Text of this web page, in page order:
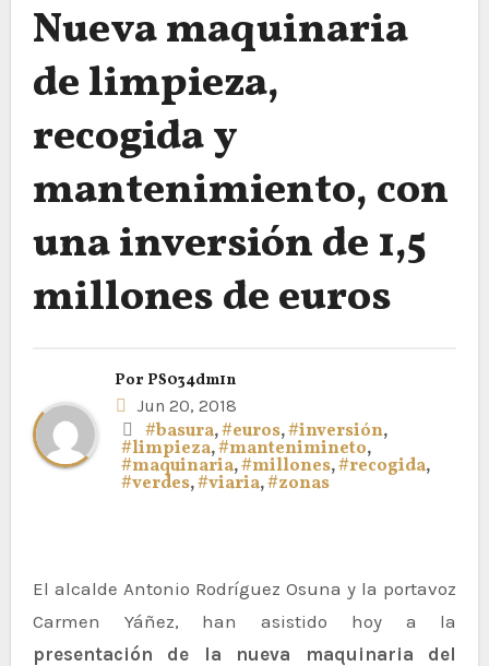
Nueva maquinaria
de limpieza,
recogida y
mantenimiento, con
una inversión de 1,5
millones de euros
Por PS034dm1n
Jun 20, 2018
#basura,#euros,#inversión,
#limpieza,#mantenimineto,
#maquinaria,#millones,#recogida,
#verdes,#viaria,#zonas
El alcalde Antonio Rodríguez Osuna y la portavoz
Carmen Yáñez, han asistido hoy a la
presentación de la nueva maquinaria del